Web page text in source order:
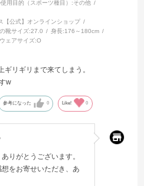
用目的（スポーツ種目）:その他
【公式】オンラインショップ
靴サイズ:27.0 身長:176～180cm
ェアサイズ:O
リギリまで来てしまう。
w
参考になった 0 Like! 0
りがとうございます。
をお寄せいただき、あ